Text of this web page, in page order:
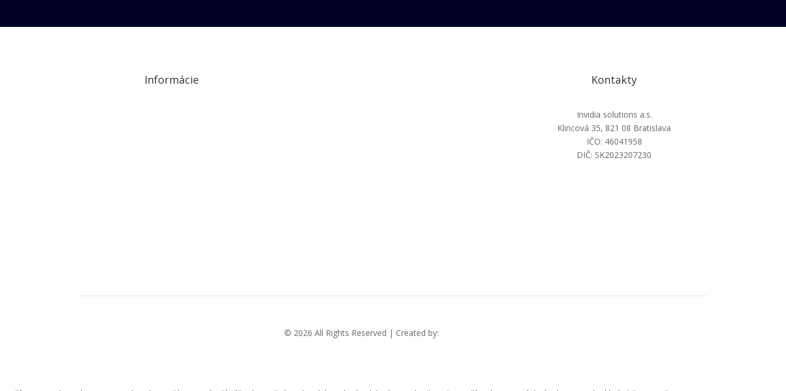
Informácie Kontakty
Invidia solutions a.s.
Klincová 35, 821 08 Bratislava
IČO: 46041958
DIČ: SK2023207230
© 2026 All Rights Reserved | Created by: